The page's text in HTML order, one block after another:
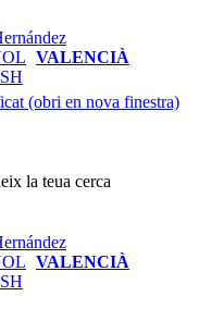
VALENCIÀ
(obri en nova finestra)
la teua cerca
VALENCIÀ